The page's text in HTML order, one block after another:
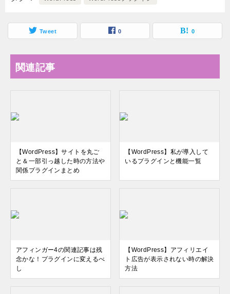
Tweet 0 0
関連記事
【WordPress】サイトを丸ご
と＆一部引っ越した時の方法や
関係プラグインまとめ
【WordPress】私が導入して
いるプラグインと機能一覧
アフィンガー4の関連記事は残
念かな！プラグインに変えるべ
し
【WordPress】アフィリエイ
ト広告が表示されない時の解決
方法